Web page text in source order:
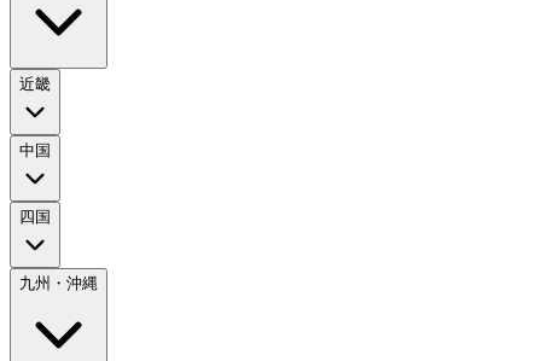
近畿
中国
四国
九州・沖縄